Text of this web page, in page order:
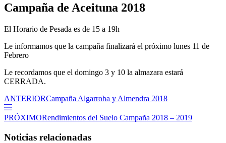
Campaña de Aceituna 2018
El Horario de Pesada es de 15 a 19h
Le informamos que la campaña finalizará el próximo lunes 11 de
Febrero
Le recordamos que el domingo 3 y 10 la almazara estará
CERRADA.
ANTERIORCampaña Algarroba y Almendra 2018
PRÓXIMORendimientos del Suelo Campaña 2018 – 2019
Noticias relacionadas